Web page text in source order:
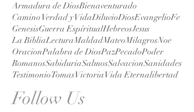
Armadura de DiosBienaventurado
Camino Verdad y VidaDiluvioDiosEvangelioFe
GenesisGuerra EspíritualHebreosJesus
La BibliaLecturaMaldadMateoMilagrosNoe
OracionPalabra de DiosPazPecadoPoder
RomanosSabiduriaSalmosSalvacionSanidades
TestimonioTomasVictoriaVida Eternalibertad
Follow Us